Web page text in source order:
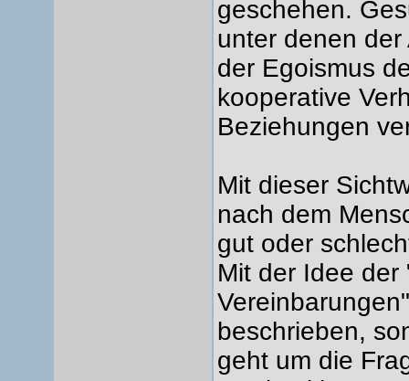
geschehen.
unter denen
der Egoismus
kooperative
Beziehungen
Mit dieser
nach dem
gut oder
Mit der Idee der
beschrieben,
geht um die